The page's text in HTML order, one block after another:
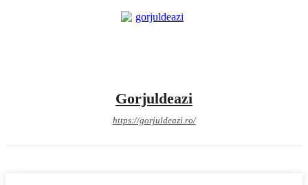
Gorjuldeazi
https://gorjuldeazi.ro/